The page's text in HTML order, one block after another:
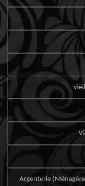
Argenterie